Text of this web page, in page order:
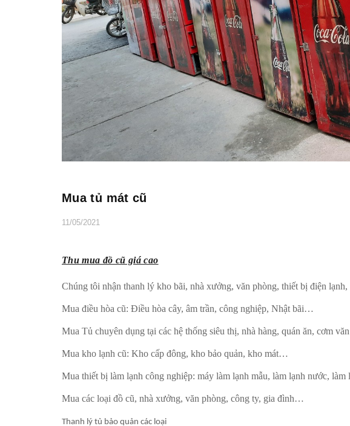
Mua tủ mát cũ
11/05/2021
Thu mua đồ cũ giá cao
Chúng tôi nhận thanh lý kho bãi, nhà xưởng, văn phòng, thiết bị điện
Mua điều hòa cũ: Điều hòa cây, âm trần, công nghiệp, Nhật bãi…
Mua Tủ chuyên dụng tại các hệ thống siêu thị, nhà hàng, quán ăn, cơm
Mua kho lạnh cũ: Kho cấp đông, kho bảo quản, kho mát…
Mua thiết bị làm lạnh công nghiệp: máy làm lạnh mẫu, làm lạnh nước,
Mua các loại đồ cũ, nhà xưởng, văn phòng, công ty, gia đình…
Thanh lý tủ bảo quản các loại